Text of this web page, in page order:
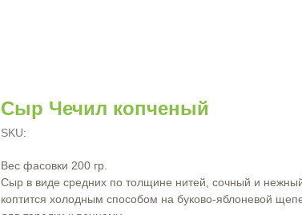
Сыр Чечил копченый
SKU:
Вес фасовки 200 гр.
Сыр в виде средних по толщине нитей, сочный и
коптится холодным способом на буково-яблоневой